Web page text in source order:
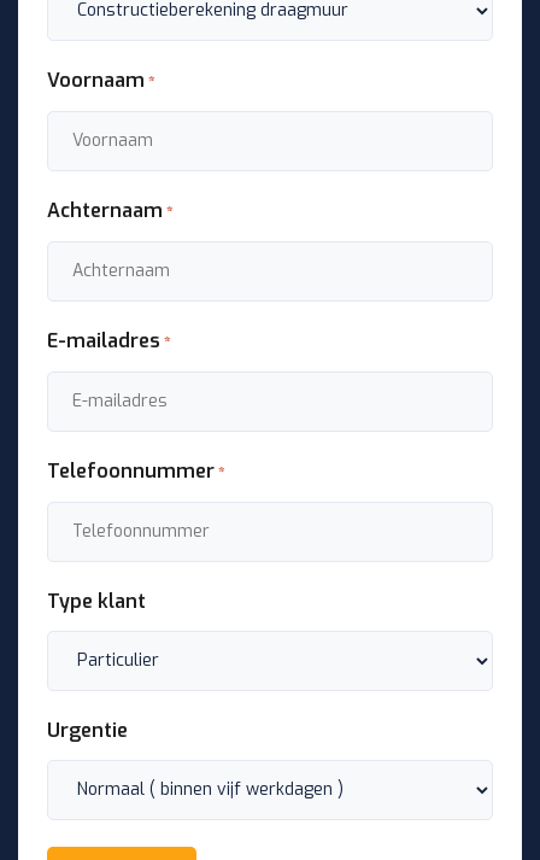
Voornaam *
Achternaam *
E-mailadres *
Telefoonnummer*
Type klant
Urgentie